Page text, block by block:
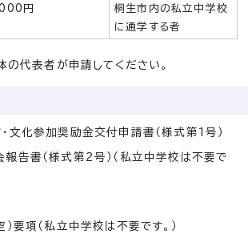
円
桐生市内の私立中学校
に通学する者
の代表者が申請してください。
文化参加奨励金交付申請書（様式第1号）
告書（様式第2号）（私立中学校は不要で
）要項（私立中学校は不要です。）